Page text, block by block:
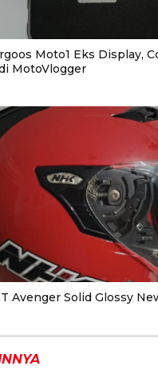
Moto1 Eks Display,
MotoVlogger
Avenger Solid Glossy